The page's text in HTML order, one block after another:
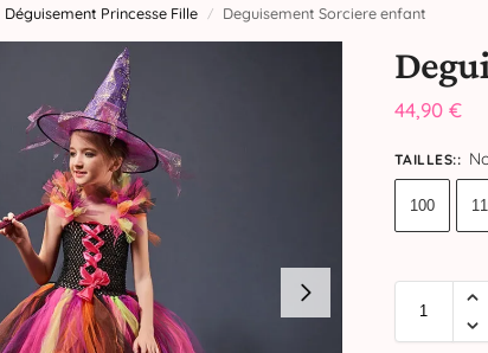
Déguisement Princesse Fille / Deguisement Sorciere enfant
44,90 €
TAILLES::
100